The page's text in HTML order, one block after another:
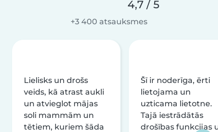
4,7 / 5
+3 400 atsauksmes
Lielisks un drošs
veids, kā atrast aukli
un atvieglot mājas
soli mammām un
tētiem, kuriem šāda
Šī ir noderīga, ērti
lietojama un
uzticama lietotne.
Tajā iestrādātās
drošības funkcijas